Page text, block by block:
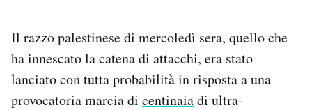
Il razzo palestinese di mercoledì sera, quello che
ha innescato la catena di attacchi, era stato
lanciato con tutta probabilità in risposta a una
provocatoria marcia di centinaiadi ultra-